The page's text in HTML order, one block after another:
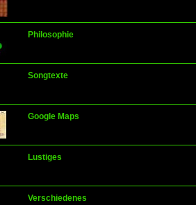
Philosophie
Songtexte
Google Maps
Lustiges
Verschiedenes